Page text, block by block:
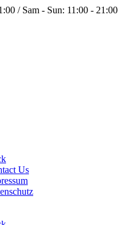
/ Sam - Sun: 11:00 - 21:00
Us